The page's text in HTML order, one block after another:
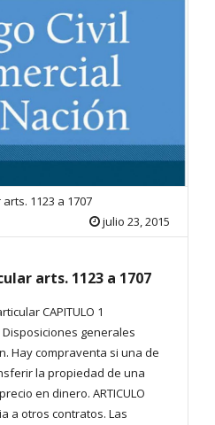
1123 a 1707
julio 23, 2015
arts. 1123 a 1707
CAPITULO 1
Disposiciones generales
Hay compraventa si una de
la propiedad de una
en dinero. ARTICULO
a otros contratos. Las